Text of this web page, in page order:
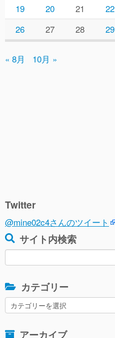
19
20 21 22
26
27 28 29
« 8月 10月 »
Twitter
@mine02c4さんのツイート
サイト内検索
索:
カテゴリー
カ
テ
リ
アーカイブ